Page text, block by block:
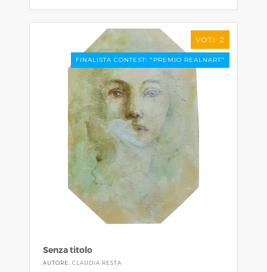
VOTI: 2
FINALISTA CONTEST: "PREMIO REALNART"
Senza titolo
AUTORE:CLAUDIA RESTA